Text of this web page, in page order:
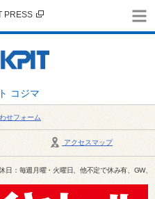
コジマ
PRESS
せフォーム
アクセスマップ
日：毎週月曜・火曜日、他不定で休み有、GW、